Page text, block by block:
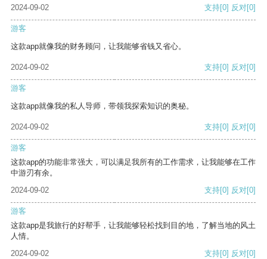
2024-09-02
支持[0] 反对[0]
游客
这款app就像我的财务顾问，让我能够省钱又省心。
2024-09-02 支持[0] 反对[0]
游客
这款app就像我的私人导师，带领我探索知识的奥秘。
2024-09-02 支持[0] 反对[0]
游客
这款app的功能非常强大，可以满足我所有的工作需求，让我能够在工作
中游刃有余。
2024-09-02
支持[0] 反对[0]
游客
这款app是我旅行的好帮手，让我能够轻松找到目的地，了解当地的风土
人情。
2024-09-02
支持[0] 反对[0]